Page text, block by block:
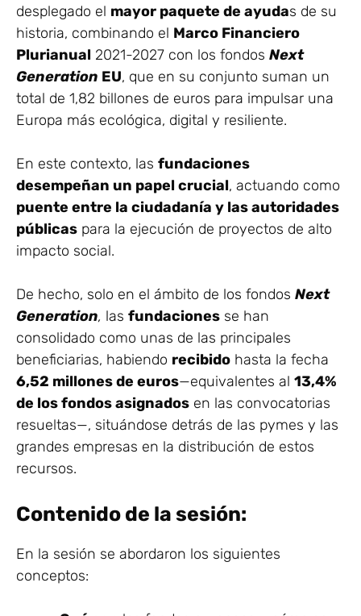
desplegado el mayor paquete de ayudas de su
historia, combinando el Marco Financiero
Plurianual 2021-2027 con los fondos Next
Generation EU, que en su conjunto suman un
total de 1,82 billones de euros para impulsar una
Europa más ecológica, digital y resiliente.
En este contexto, las fundaciones
desempeñan un papel crucial, actuando como
puente entre la ciudadanía y las autoridades
públicas para la ejecución de proyectos de alto
impacto social.
De hecho, solo en el ámbito de los fondos Next
Generation, las fundaciones se han
consolidado como unas de las principales
beneficiarias, habiendo recibido hasta la fecha
6,52 millones de euros—equivalentes al 13,4%
de los fondos asignados en las convocatorias
resueltas—, situándose detrás de las pymes y las
grandes empresas en la distribución de estos
recursos.
Contenido de la sesión:
En la sesión se abordaron los siguientes
conceptos: